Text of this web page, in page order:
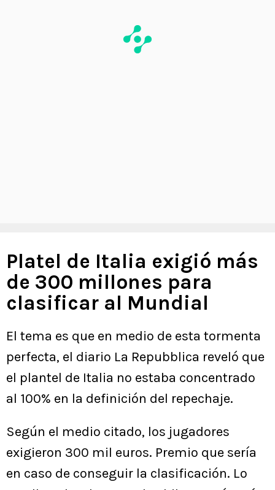
Platel de Italia exigió más
de 300 millones para
clasificar al Mundial
El tema es que en medio de esta tormenta
perfecta, el diario La Repubblica reveló que
el plantel de Italia no estaba concentrado
al 100% en la definición del repechaje.
Según el medio citado, los jugadores
exigieron 300 mil euros. Premio que sería
en caso de conseguir la clasificación. Lo